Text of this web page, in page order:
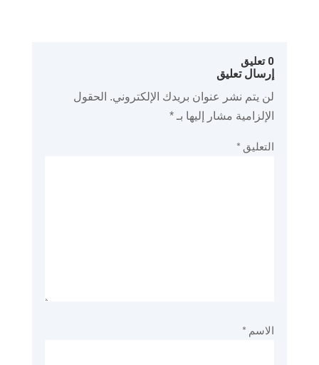
0 تعليق
إرسال تعليق
لن يتم نشر عنوان بريدك الإلكتروني. الحقول
الإلزامية مشار إليها بـ *
التعليق *
الاسم *